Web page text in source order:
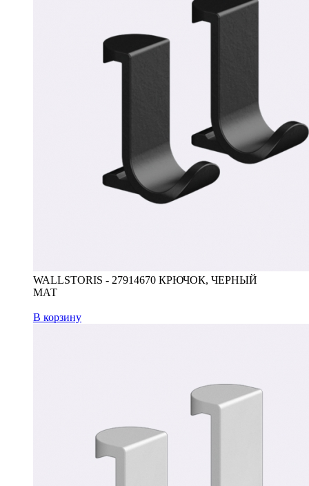
WALLSTORIS - 27914670 КРЮЧОК, ЧЕРНЫЙ
МАТ
В корзину